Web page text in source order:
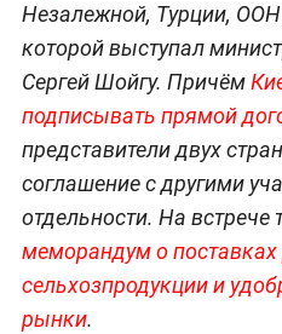
Незалежной, Турции, ООН
которой выступал
Сергей Шойгу. Причём
подписывать прямой
представители двух
соглашение с другими
отдельности. На
меморандум о поставках
сельхозпродукции и
рынки.